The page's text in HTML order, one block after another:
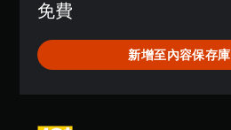
分
4
.
免費
新增至內容保存庫